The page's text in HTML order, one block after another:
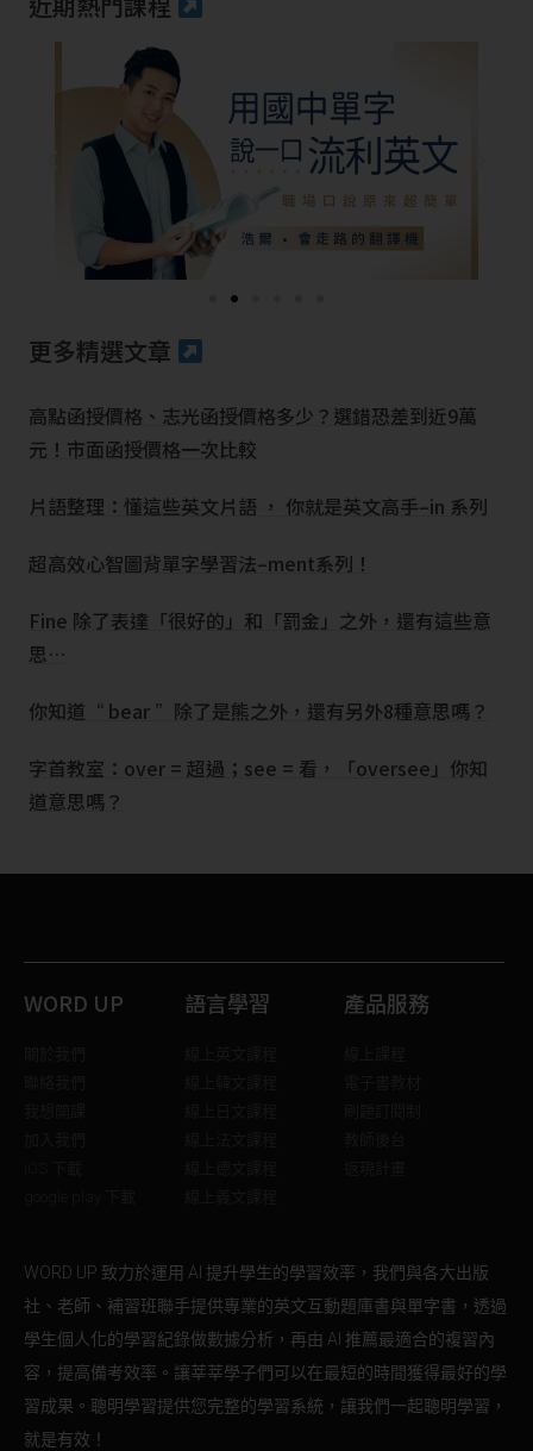
更多精選文章
高點函授價格、志光函授價格多少？選錯恐差到近9萬
元！市面函授價格一次比較
片語整理：懂這些英文片語 ， 你就是英文高手–in 系列
超高效心智圖背單字學習法–ment系列！
Fine 除了表達「很好的」和「罰金」之外，還有這些意
思…
你知道“ bear ”除了是熊之外，還有另外8種意思嗎？
字首教室：over = 超過；see = 看，「oversee」你知
道意思嗎？
WORD UP 語言學習 產品服務
WORD UP 致力於運用 AI 提升學生的學習效率，我們與各大出版
社、老師、補習班聯手提供專業的英文互動題庫書與單字書，透過
學生個人化的學習紀錄做數據分析，再由 AI 推薦最適合的複習內
容，提高備考效率。讓莘莘學子們可以在最短的時間獲得最好的學
習成果。聰明學習提供您完整的學習系統，讓我們一起聰明學習，
就是有效！